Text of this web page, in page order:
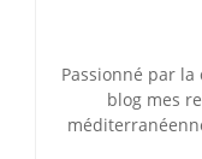
Passionné par
blog mes